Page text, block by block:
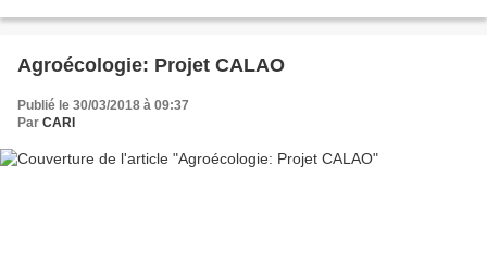
Agroécologie: Projet CALAO
Publié le 30/03/2018 à 09:37
Par CARI